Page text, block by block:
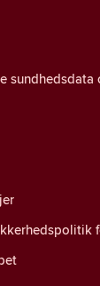
sundhedsdata